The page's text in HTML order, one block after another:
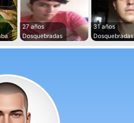
27 años
Dosquebradas
31 años
Dosquebradas